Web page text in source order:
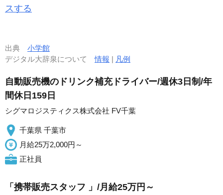
スする
出典 小学館
デジタル大辞泉について情報 | 凡例
自動販売機のドリンク補充ドライバー/週休3日制/年
間休日159日
シグマロジスティクス株式会社 FV千葉
千葉県 千葉市
月給25万2,000円～
正社員
「携帯販売スタッフ 」/月給25万円～